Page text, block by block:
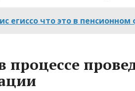
егиссо что это в пенсионном
процессе